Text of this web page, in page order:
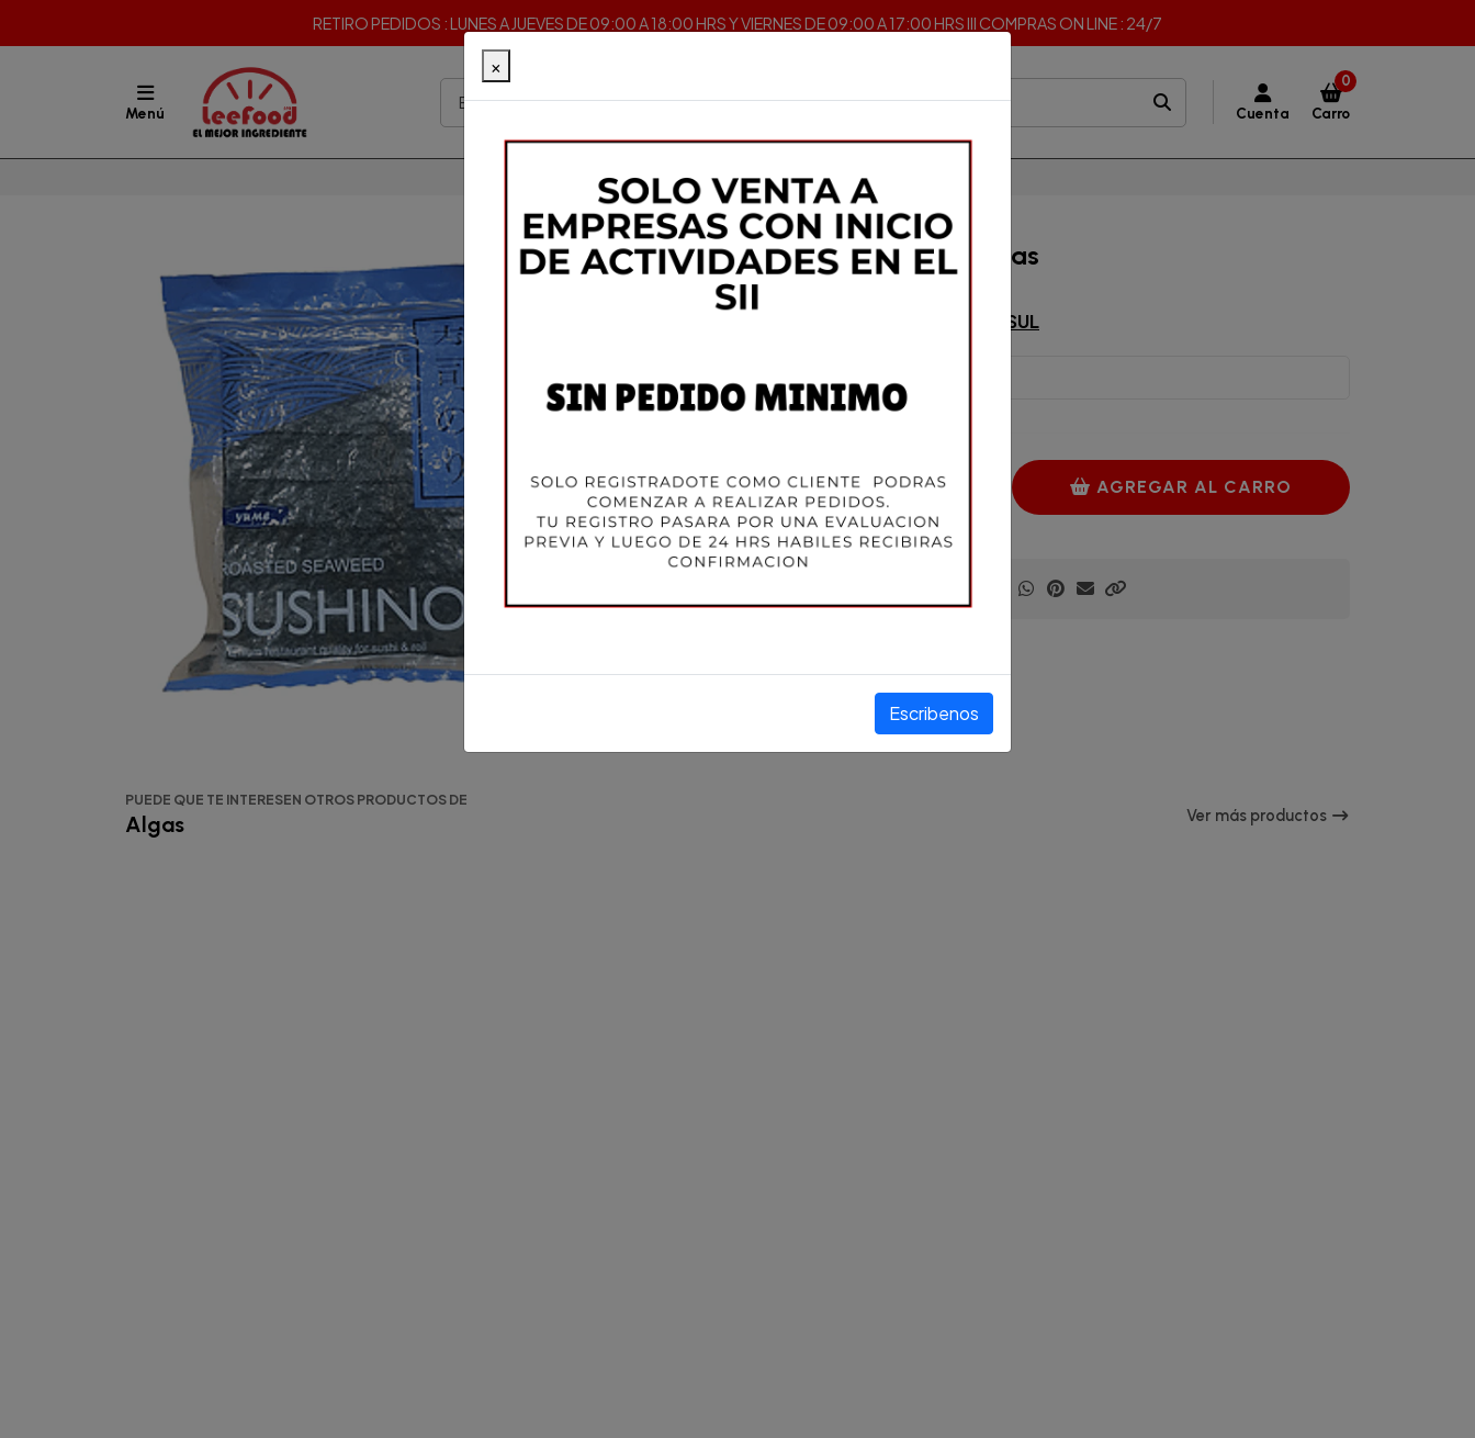
RETIRO PEDIDOS : LUNES A JUEVES DE 09:00 A 18:00 HRS Y VIERNES DE 09:00 A 17:00 HRS III COMPRAS ON LINE : 24/7
Menú Cuenta
0
Carro
Insumos para Sushi Algas Alga Nori Blue 100 Hojas
YUME
Alga Nori Blue 100 Hojas
PRODUCTO 100% COREA DE SUL
$11.588 CLP+ IVA AGREGAR AL CARRO
PUEDE QUE TE INTERESEN OTROS PRODUCTOS DE
Algas Ver más productos
×
Escribenos